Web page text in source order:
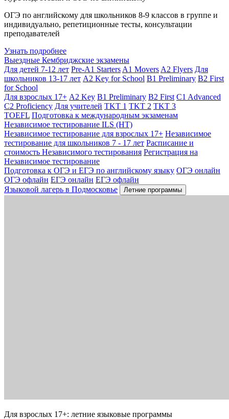
ОГЭ по английскому для школьников 8-9 классов в группе и
индивидуально, репетиционные тесты, консультации
преподавателей
Узнать подробнее
Выездные Кембриджские экзамены
Для детей 7-12 лет Pre-A1 Starters A1 Movers A2 Flyers Для
школьников 13-17 лет A2 Key for School B1 Preliminary B2 First
for School
Для взрослых 17+ A2 Key B1 Preliminary B2 First C1 Advanced
C2 Proficiency Для учителей TKT 1 TKT 2 TKT 3
TOEFL Подготовка к международным экзаменам
Независимое тестирование ILS (НТ)
Независимое тестирование для взрослых 17+ Независимое
тестирование для школьников 7 - 17 лет Расписание и
стоимость Независимого тестирования Регистрация на
Независимое тестирование
Подготовка к ОГЭ и ЕГЭ по английскому языку ОГЭ онлайн
ОГЭ офлайн ЕГЭ онлайн ЕГЭ офлайн
Языковой лагерь в Подмосковье
Летние программы
Для взрослых 17+: летние языковые программы